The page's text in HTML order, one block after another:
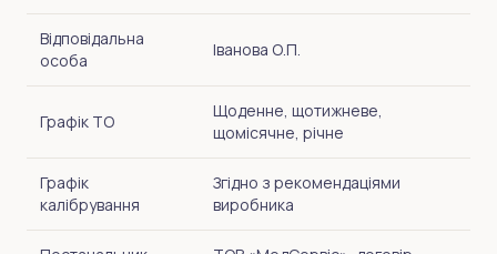
Відповідальна
особа
Іванова О.П.
Графік ТО
Щоденне, щотижневе,
щомісячне, річне
Графік
калібрування
Згідно з рекомендаціями
виробника